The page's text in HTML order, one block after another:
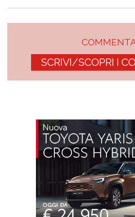
SCRIVI/SCOPRI I